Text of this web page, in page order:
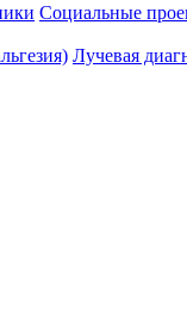
Социальные
Лучевая